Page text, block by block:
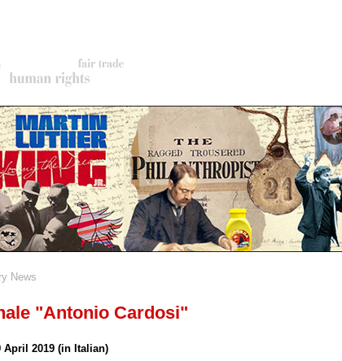
News
"Antonio Cardosi"
2019 (in Italian)